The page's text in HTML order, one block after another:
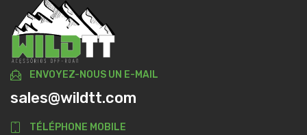
ENVOYEZ-NOUS UN E-MAIL
sales@wildtt.com
TÉLÉPHONE MOBILE